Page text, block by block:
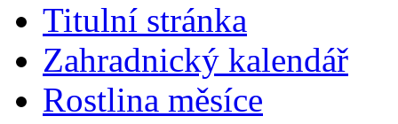
Titulní stránka
Zahradnický kalendář
Rostlina měsíce